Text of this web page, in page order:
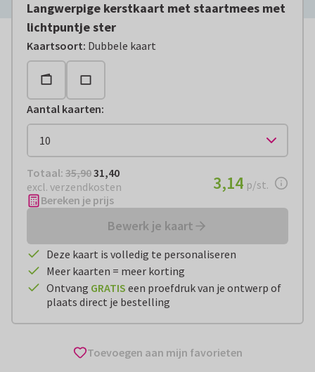
Langwerpige kerstkaart met staartmees met
lichtpuntje ster
Kaartsoort: Dubbele kaart
Aantal kaarten:
Totaal: € 31,40
Totaal: 35,9031,40
excl. verzendkosten
€ 3,14per stuk
3,14 p/st.
Bereken je prijs
Bewerk je kaart
Deze kaart is volledig te personaliseren
Meer kaarten = meer korting
Ontvang GRATIS een proefdruk van je ontwerp of
plaats direct je bestelling
Toevoegen aan mijn favorieten